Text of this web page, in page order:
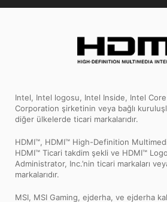
Intel, Intel logosu, Intel Inside, Intel
Corporation şirketinin veya bağlı
diğer ülkelerde ticari markalarıdır.
HDMI™, HDMI™ High-Definition
HDMI™ Ticari takdim şekli ve HDMI™
Administrator, Inc.’nin ticari markaları
markalarıdır.
MSI, MSI Gaming, ejderha, ve ejderha